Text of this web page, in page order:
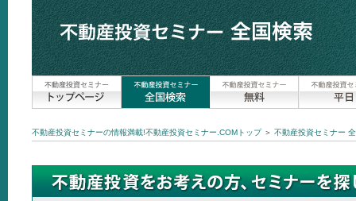
不動産投資セミナーの情報満載!不動産投資セミナー.COMトップ＞ 不動産投資セミナー